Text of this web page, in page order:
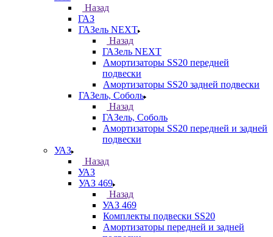
Назад
ГАЗ
ГАЗель NEXT
Назад
ГАЗель NEXT
Амортизаторы SS20 передней
подвески
Амортизаторы SS20 задней подвески
ГАЗель, Соболь
Назад
ГАЗель, Соболь
Амортизаторы SS20 передней и задней
подвески
УАЗ
Назад
УАЗ
УАЗ 469
Назад
УАЗ 469
Комплекты подвески SS20
Амортизаторы передней и задней